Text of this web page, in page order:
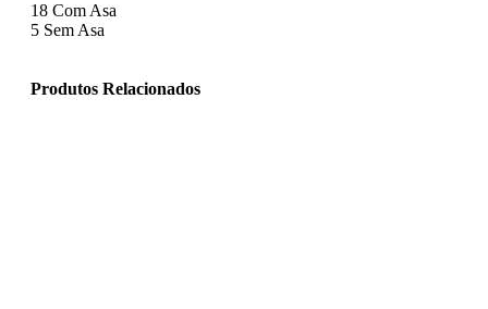
18 Com Asa
5 Sem Asa
Produtos Relacionados